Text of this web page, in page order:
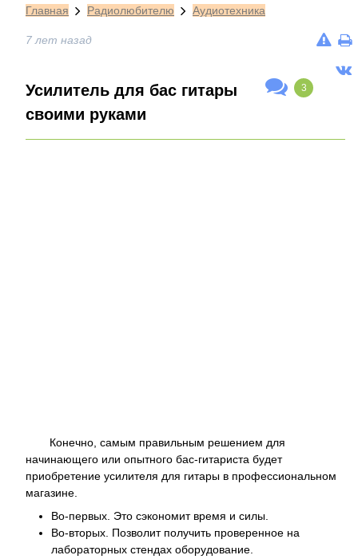
Главная Радиолюбителю Аудиотехника
7 лет назад
Усилитель для бас гитары
своими руками
3
Конечно, самым правильным решением для
начинающего или опытного бас-гитариста будет
приобретение усилителя для гитары в профессиональном
магазине.
Во-первых. Это сэкономит время и силы.
Во-вторых. Позволит получить проверенное на
лабораторных стендах оборудование.